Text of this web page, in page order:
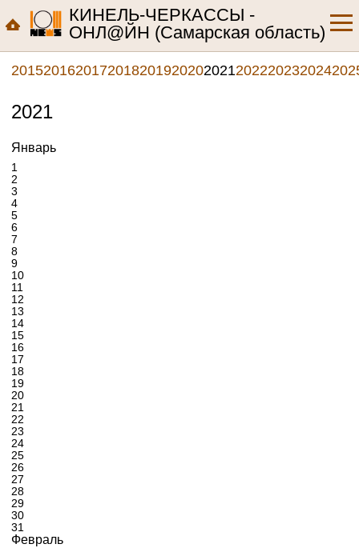
КИНЕЛЬ-ЧЕРКАССЫ -
OНЛ@ЙН (Самарская область)
2015201620172018201920202021202220232024
2021
Январь
1
2
3
4
5
6
7
8
9
10
11
12
13
14
15
16
17
18
19
20
21
22
23
24
25
26
27
28
29
30
31
Февраль